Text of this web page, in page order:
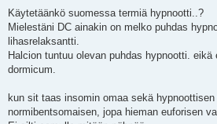
s
Käytetäänkö suomessa termiä hypnootti..?
Mielestäni DC ainakin on melko puhdas
lihasrelaksantti.
Halcion tuntuu olevan puhdas hypnootti.
dormicum.
kun sit taas insomin omaa sekä
normibentsomaisen, jopa hieman euforisen